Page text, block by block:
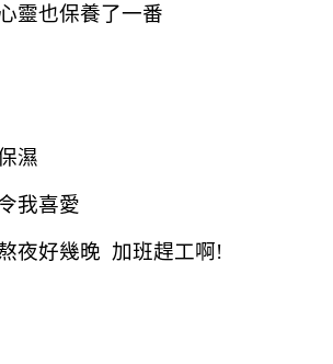
靈也保養了一番
濕
我喜愛
夜好幾晚 加班趕工啊!